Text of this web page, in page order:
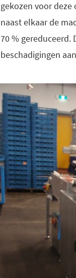
gekozen voor
naast elkaar de
70 %
beschadigingen